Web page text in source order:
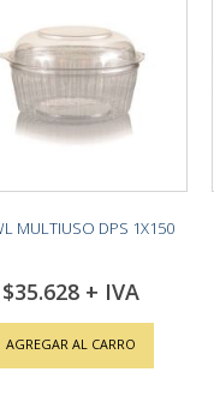
MULTIUSO DPS 1X150
$35.628
AGREGAR AL CARRO